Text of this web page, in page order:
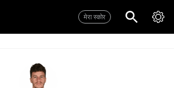
मेरा स्कोर